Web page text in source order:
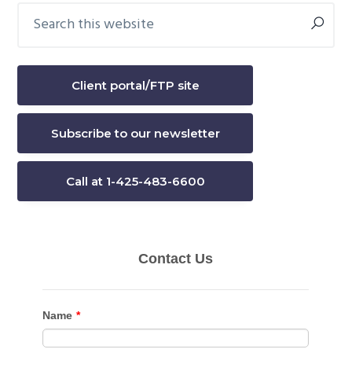
Primary
this
Client portal/FTP site
Subscribe to our newsletter
Call at 1-425-483-6600